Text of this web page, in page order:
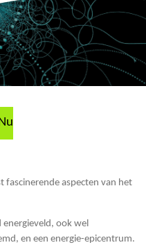
fascinerende aspecten van het
ook wel
en een energie-epicentrum.